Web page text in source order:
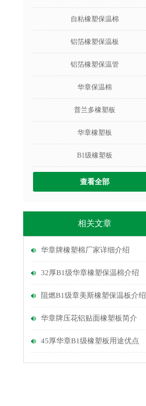
自粘橡塑保温棉
铝箔橡塑保温板
铝箔橡塑保温管
华章保温棉
普兰多橡塑板
华章橡塑板
B1级橡塑板
查看全部
相关文章
华章牌橡塑棉厂家详细介绍
32厚B1级华章橡塑保温棉介绍
阻燃B1级章美斯橡塑保温板介绍
华章牌压花铝贴面橡塑板简介
45厚华章B1级橡塑板用途优点